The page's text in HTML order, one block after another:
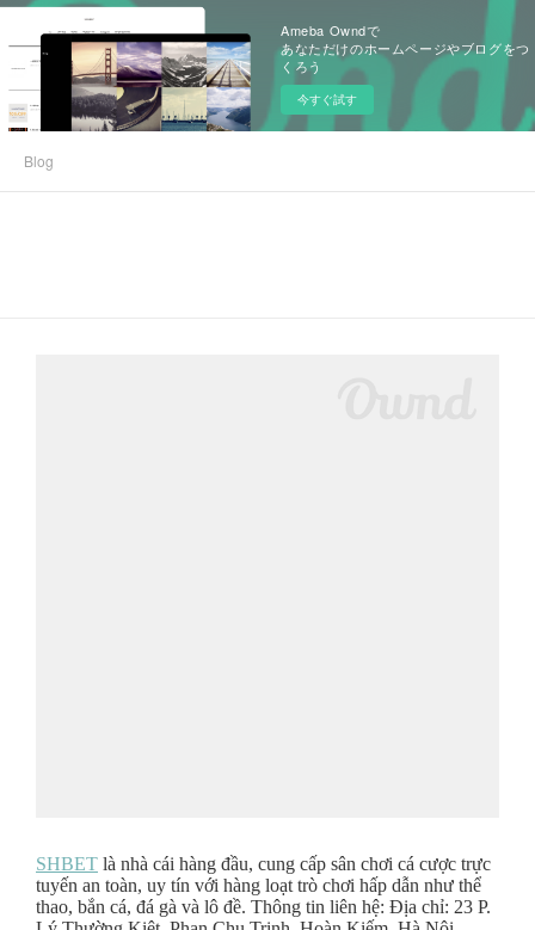
Ameba Owndで
あなただけのホームページやブログをつ
くろう
今すぐ試す
Blog